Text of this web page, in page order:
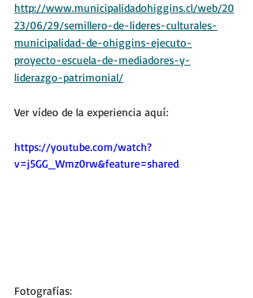
http://www.municipalidadohiggins.cl/web/20
23/06/29/semillero-de-lideres-culturales-
municipalidad-de-ohiggins-ejecuto-
proyecto-escuela-de-mediadores-y-
liderazgo-patrimonial/
Ver vídeo de la experiencia aquí:
https://youtube.com/watch?
v=j5GG_Wmz0rw&feature=shared
Fotografías: